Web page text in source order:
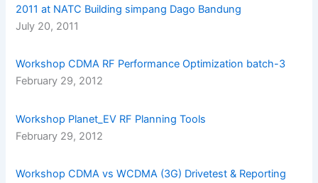
2011 at NATC Building simpang Dago Bandung
July 20, 2011
Workshop CDMA RF Performance Optimization batch-3
February 29, 2012
Workshop Planet_EV RF Planning Tools
February 29, 2012
Workshop CDMA vs WCDMA (3G) Drivetest & Reporting